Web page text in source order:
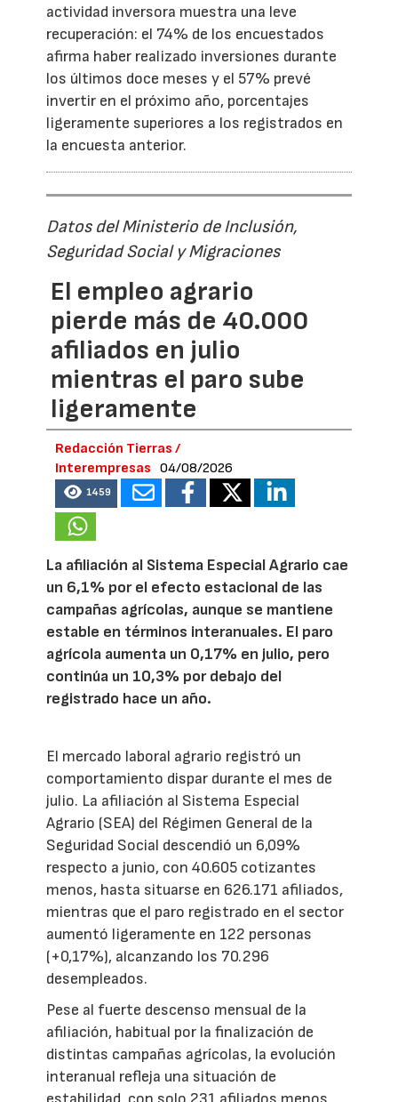
actividad inversora muestra una leve
recuperación: el 74% de los encuestados
afirma haber realizado inversiones durante
los últimos doce meses y el 57% prevé
invertir en el próximo año, porcentajes
ligeramente superiores a los registrados en
la encuesta anterior.
Datos del Ministerio de Inclusión,
Seguridad Social y Migraciones
El empleo agrario
pierde más de 40.000
afiliados en julio
mientras el paro sube
ligeramente
Redacción Tierras /
Interempresas
04/08/2026
1459
La afiliación al Sistema Especial Agrario cae
un 6,1% por el efecto estacional de las
campañas agrícolas, aunque se mantiene
estable en términos interanuales. El paro
agrícola aumenta un 0,17% en julio, pero
continúa un 10,3% por debajo del
registrado hace un año.
El mercado laboral agrario registró un
comportamiento dispar durante el mes de
julio. La afiliación al Sistema Especial
Agrario (SEA) del Régimen General de la
Seguridad Social descendió un 6,09%
respecto a junio, con 40.605 cotizantes
menos, hasta situarse en 626.171 afiliados,
mientras que el paro registrado en el sector
aumentó ligeramente en 122 personas
(+0,17%), alcanzando los 70.296
desempleados.
Pese al fuerte descenso mensual de la
afiliación, habitual por la finalización de
distintas campañas agrícolas, la evolución
interanual refleja una situación de